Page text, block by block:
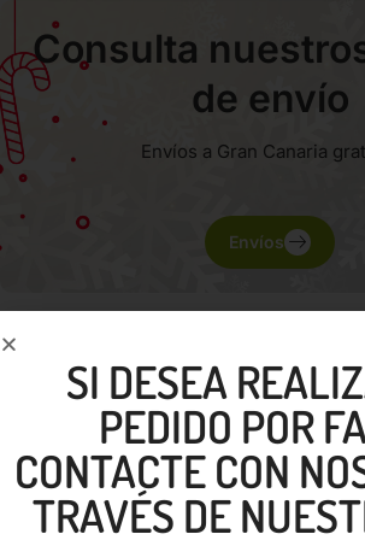
Consulta
de envío
Envíos a Gran Canaria
Envíos
SI DESEA
PEDIDO POR
CONTACTE CON
TRAVÉS DE